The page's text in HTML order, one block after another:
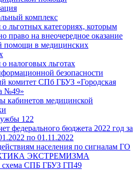
комплекс
льготных категориях, которым
право на внеочередное оказание
помощи в медицинских
налоговых льготах
безопасности
комитет СПб ГБУЗ «Городская
№49»
кабинетов медицинской
122
федерального бюджета 2022 год за
по 01.11.2022
населения по сигналам ГО
ЭКСТРЕМИЗМА
схема СПБ ГБУЗ ГП49